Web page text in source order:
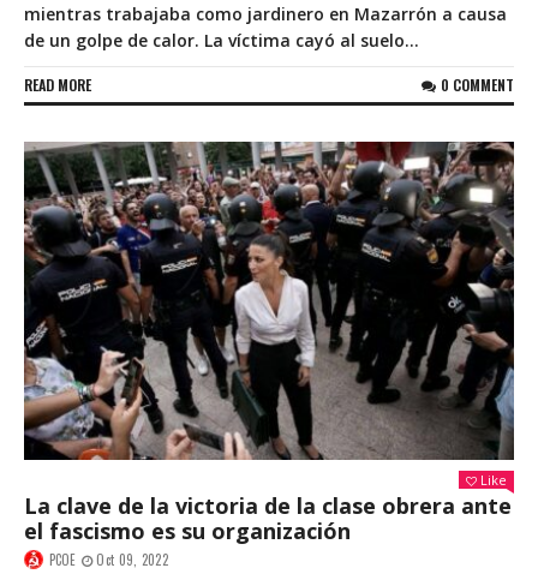
mientras trabajaba como jardinero en Mazarrón a causa
de un golpe de calor. La víctima cayó al suelo...
READ MORE 0 COMMENT
Like
La clave de la victoria de la clase obrera ante
el fascismo es su organización
PCOE Oct 09, 2022